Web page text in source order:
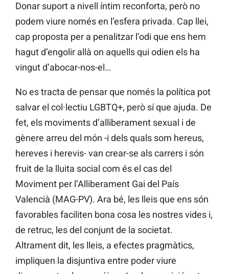
Donar suport a nivell íntim reconforta, però no
podem viure només en l’esfera privada. Cap llei,
cap proposta per a penalitzar l’odi que ens hem
hagut d’engolir allà on aquells qui odien els ha
vingut d’abocar-nos-el…
No es tracta de pensar que només la política pot
salvar el col·lectiu LGBTQ+, però sí que ajuda. De
fet, els moviments d’alliberament sexual i de
gènere arreu del món -i dels quals som hereus,
hereves i herevis- van crear-se als carrers i són
fruit de la lluita social com és el cas del
Moviment per l’Alliberament Gai del País
Valencià (MAG-PV). Ara bé, les lleis que ens són
favorables faciliten bona cosa les nostres vides i,
de retruc, les del conjunt de la societat.
Altrament dit, les lleis, a efectes pragmàtics,
impliquen la disjuntiva entre poder viure